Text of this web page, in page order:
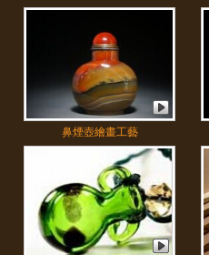
鼻煙壺繪畫工藝